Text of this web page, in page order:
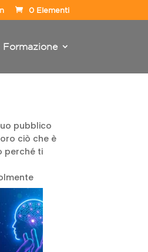
0 Elementi
Formazione
pubblico
ciò che è
perché ti